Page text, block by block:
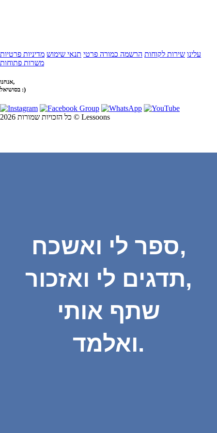
עלינו שירות לקוחות הרשמה כמורה פרטי תנאי שימוש מדיניות פרטיות
משרות פתוחות
אנחנו,
בסושיאל :)
כל הזכויות שמורות 2026 © Lessoons
ספר לי ואשכח,
תדגים לי ואזכור,
שתף אותי
ואלמד.